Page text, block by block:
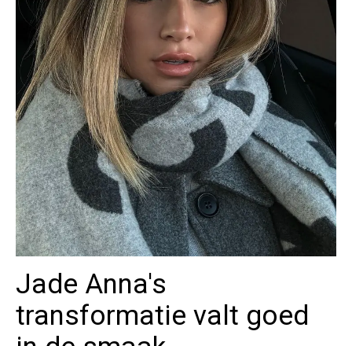
Jade Anna's
transformatie valt goed